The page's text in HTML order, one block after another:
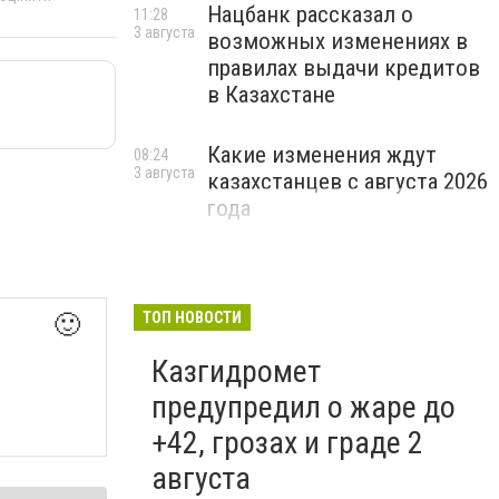
🙂
Нацбанк рассказал о
возможных изменениях в
правилах выдачи кредитов
в Казахстане
11:28
3 августа
Какие изменения ждут
казахстанцев с августа 2026
года
08:24
3 августа
ТОП НОВОСТИ
Казгидромет
предупредил о жаре до
+42, грозах и граде 2
августа